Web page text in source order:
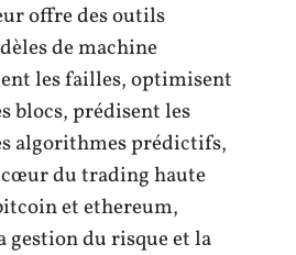
offre des outils
de machine
les failles, optimisent
blocs, prédisent les
algorithmes prédictifs,
du trading haute
et ethereum,
du risque et la